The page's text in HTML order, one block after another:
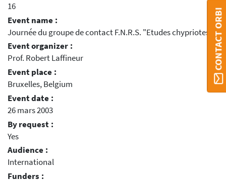
16
Event name :
Journée du groupe de contact F.N.R.S. "Etudes chypriotes"
Event organizer :
Prof. Robert Laffineur
Event place :
Bruxelles, Belgium
Event date :
26 mars 2003
By request :
Yes
Audience :
International
Funders :
CONTACT ORBI